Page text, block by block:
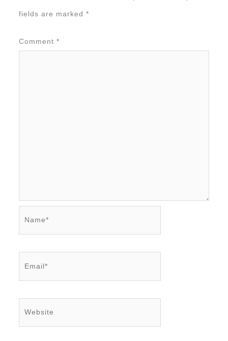
fields are marked *
Comment *